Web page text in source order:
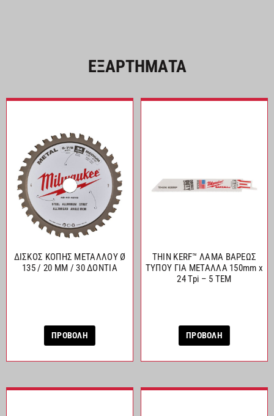
ΕΞΑΡΤΗΜΑΤΑ
ΔΙΣΚΟΣ ΚΟΠΗΣ ΜΕΤΑΛΛΟΥ Ø
135 / 20 MM / 30 ΔΟΝΤΙΑ
ΠΡΟΒΟΛΗ
THIN KERF™ ΛΑΜΑ ΒΑΡΕΩΣ
ΤΥΠΟΥ ΓΙΑ ΜΕΤΑΛΛΑ 150mm x
24 Tpi – 5 ΤΕΜ
ΠΡΟΒΟΛΗ